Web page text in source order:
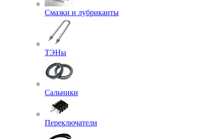
Смазки и лубриканты
ТЭНы
Сальники
Переключатели